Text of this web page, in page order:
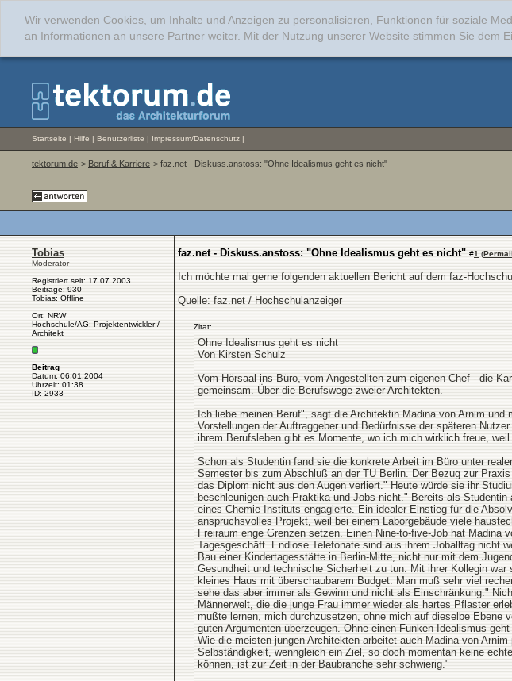
Wir verwenden Cookies, um Inhalte und Anzeigen zu personalisieren, Funktionen für soziale
an Informationen an unsere Partner weiter. Mit der Nutzung unserer Website stimmen Sie dem
Startseite | Hilfe | Benutzerliste | Impressum/Datenschutz |
tektorum.de > Beruf & Karriere > faz.net - Diskuss.anstoss: "Ohne Idealismus geht es nicht"
Tobias
Moderator
Registriert seit: 17.07.2003
Beiträge: 930
Tobias: Offline
Ort: NRW
Hochschule/AG: Projektentwickler /
Architekt
Beitrag
Datum: 06.01.2004
Uhrzeit: 01:38
ID: 2933
faz.net - Diskuss.anstoss: "Ohne Idealismus geht es nicht" #1 (
Ich möchte mal gerne folgenden aktuellen Bericht auf dem faz-
Quelle: faz.net / Hochschulanzeiger
Zitat:
Ohne Idealismus geht es nicht
Von Kirsten Schulz
Vom Hörsaal ins Büro, vom Angestellten zum eigenen Chef - die
gemeinsam. Über die Berufswege zweier Architekten.
Ich liebe meinen Beruf", sagt die Architektin Madina von Arnim
Vorstellungen der Auftraggeber und Bedürfnisse der späteren
ihrem Berufsleben gibt es Momente, wo ich mich wirklich freue,
Schon als Studentin fand sie die konkrete Arbeit im Büro unter
Semester bis zum Abschluß an der TU Berlin. Der Bezug zur
das Diplom nicht aus den Augen verliert." Heute würde sie ihr
beschleunigen auch Praktika und Jobs nicht." Bereits als
eines Chemie-Instituts engagierte. Ein idealer Einstieg für die
anspruchsvolles Projekt, weil bei einem Laborgebäude viele
Freiraum enge Grenzen setzen. Einen Nine-to-five-Job hat Madina
Tagesgeschäft. Endlose Telefonate sind aus ihrem Joballtag nicht
Bau einer Kindertagesstätte in Berlin-Mitte, nicht nur mit dem
Gesundheit und technische Sicherheit zu tun. Mit ihrer Kollegin
kleines Haus mit überschaubarem Budget. Man muß sehr viel
sehe das aber immer als Gewinn und nicht als Einschränkung."
Männerwelt, die die junge Frau immer wieder als hartes Pflaster
mußte lernen, mich durchzusetzen, ohne mich auf dieselbe Ebene
guten Argumenten überzeugen. Ohne einen Funken Idealismus
Wie die meisten jungen Architekten arbeitet auch Madina von
Selbständigkeit, wenngleich ein Ziel, so doch momentan keine
können, ist zur Zeit in der Baubranche sehr schwierig."